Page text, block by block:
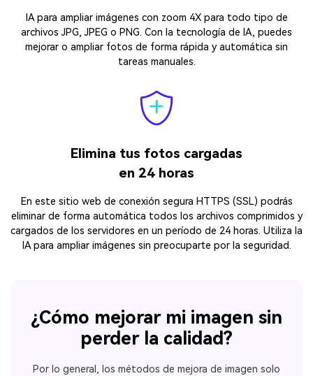
IA para ampliar imágenes con zoom 4X para todo tipo de
archivos JPG, JPEG o PNG. Con la tecnología de IA, puedes
mejorar o ampliar fotos de forma rápida y automática sin
tareas manuales.
Elimina tus fotos cargadas
en 24 horas
En este sitio web de conexión segura HTTPS (SSL) podrás
eliminar de forma automática todos los archivos comprimidos y
cargados de los servidores en un período de 24 horas. Utiliza la
IA para ampliar imágenes sin preocuparte por la seguridad.
¿Cómo mejorar mi imagen sin
perder la calidad?
Por lo general, los métodos de mejora de imagen solo